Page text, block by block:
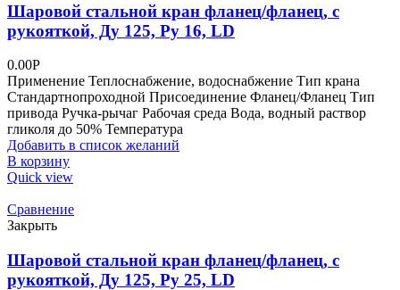
Шаровой стальной кран фланец/фланец, с
рукояткой, Ду 125, Ру 16, LD
0.00Р
Применение Теплоснабжение, водоснабжение Тип крана
Стандартнопроходной Присоединение Фланец/Фланец Тип
привода Ручка-рычаг Рабочая среда Вода, водный раствор
гликоля до 50% Температура
Добавить в список желаний
В корзину
Quick view
Сравнение
Закрыть
Шаровой стальной кран фланец/фланец, с
рукояткой, Ду 125, Ру 25, LD